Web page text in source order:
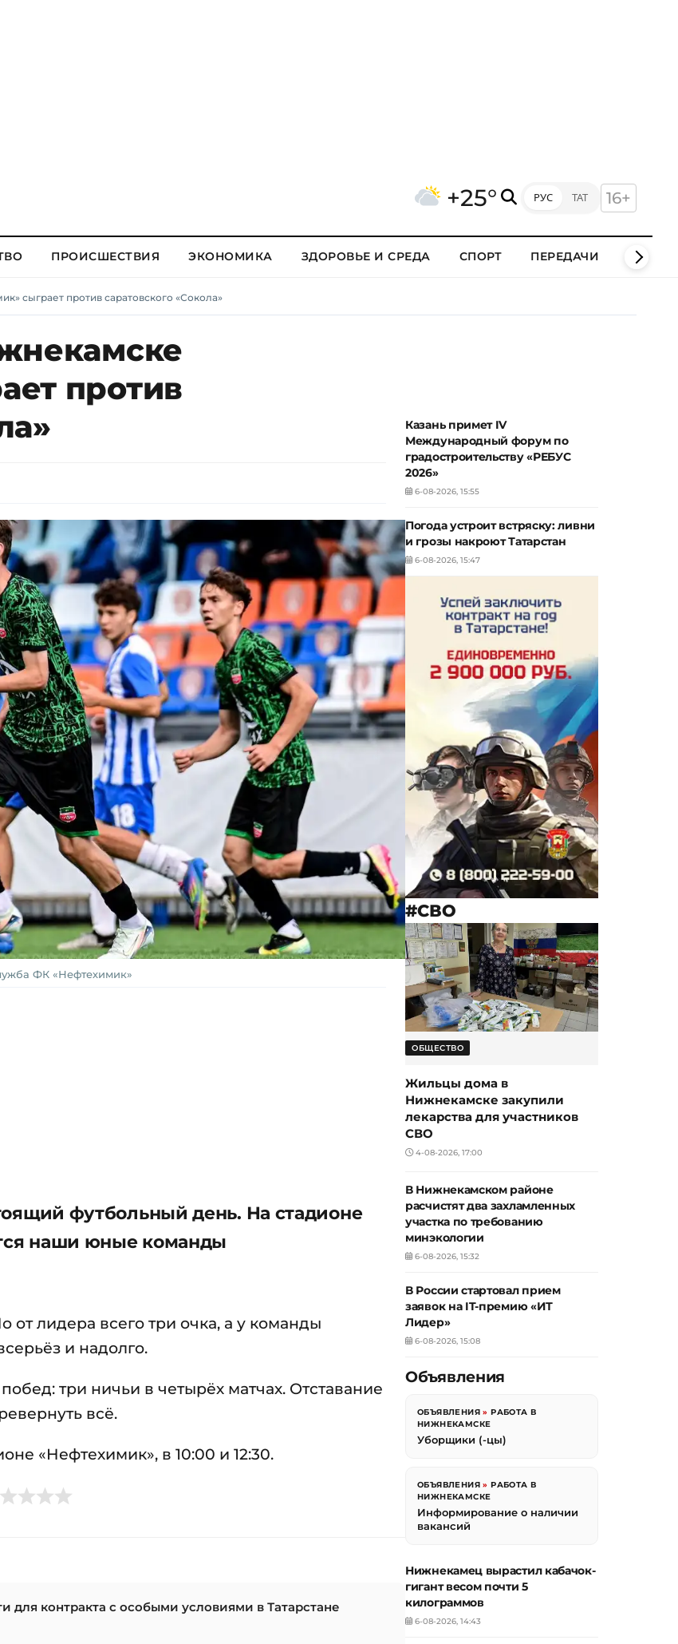
+25° РУС ТАТ 16+
ПРОИСШЕСТВИЯ ЭКОНОМИКА ЗДОРОВЬЕ И СРЕДА СПОРТ ПЕРЕДАЧИ КЛИПЫ
сыграет против саратовского «Сокола»
против
ФК «Нефтехимик»
футбольный день. На стадионе
наши юные команды
от лидера всего три очка, а у команды
и надолго.
три ничьи в четырёх матчах. Отставание
всё.
«Нефтехимик», в 10:00 и 12:30.
для контракта с особыми условиями в Татарстане
Казань примет IV
Международный форум по
градостроительству «РЕБУС
2026»
6-08-2026, 15:55
Погода устроит встряску: ливни
и грозы накроют Татарстан
6-08-2026, 15:47
#СВО
ОБЩЕСТВО
Жильцы дома в
Нижнекамске закупили
лекарства для участников
СВО
4-08-2026, 17:00
В Нижнекамском районе
расчистят два захламленных
участка по требованию
минэкологии
6-08-2026, 15:32
В России стартовал прием
заявок на IT-премию «ИТ
Лидер»
6-08-2026, 15:08
Объявления
ОБЪЯВЛЕНИЯ »РАБОТА В
НИЖНЕКАМСКЕ
Уборщики (-цы)
ОБЪЯВЛЕНИЯ »РАБОТА В
НИЖНЕКАМСКЕ
Информирование о наличии
вакансий
Нижнекамец вырастил кабачок-
гигант весом почти 5
килограммов
6-08-2026, 14:43